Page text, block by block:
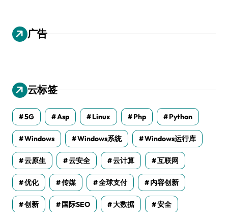
广告
云标签
5G Asp Linux Php Python
Windows Windows系统 Windows运行库
云原生 云安全 云计算 互联网
优化 传媒 全球支付 内容创新
创新 国际SEO 大数据 安全